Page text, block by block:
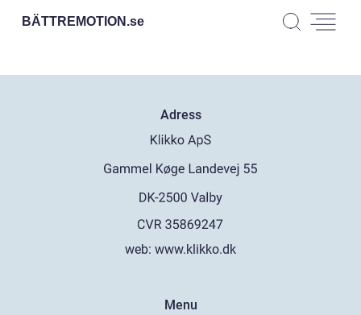
BÄTTREMOTION.se
Adress
web: www.klikko.dk
Menu